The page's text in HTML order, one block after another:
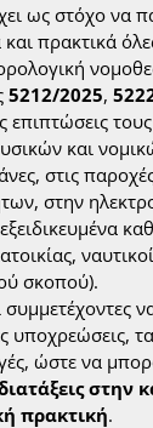
ως στόχο να
πρακτικά
5212/2025,
επιπτώσεις
και
στις
στην
σκοπού).
συμμετέχοντες
υποχρεώσεις,
ώστε να
στην
πρακτική.